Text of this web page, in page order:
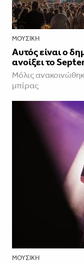
ΜΟΥΣΙΚΉ
Αυτός είναι ο
ανοίξει το
Μόλις
μπίρας
ΜΟΥΣΙΚΉ